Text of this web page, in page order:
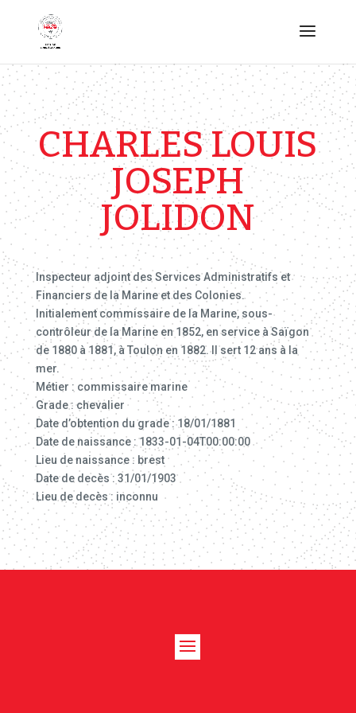
CHARLES LOUIS
JOSEPH
JOLIDON
Inspecteur adjoint des Services Administratifs et
Financiers de la Marine et des Colonies.
Initialement commissaire de la Marine, sous-
contrôleur de la Marine en 1852, en service à Saïgon
de 1880 à 1881, à Toulon en 1882. Il sert 12 ans à la
mer.
Métier : commissaire marine
Grade : chevalier
Date d’obtention du grade : 18/01/1881
Date de naissance : 1833-01-04T00:00:00
Lieu de naissance : brest
Date de decès : 31/01/1903
Lieu de decès : inconnu